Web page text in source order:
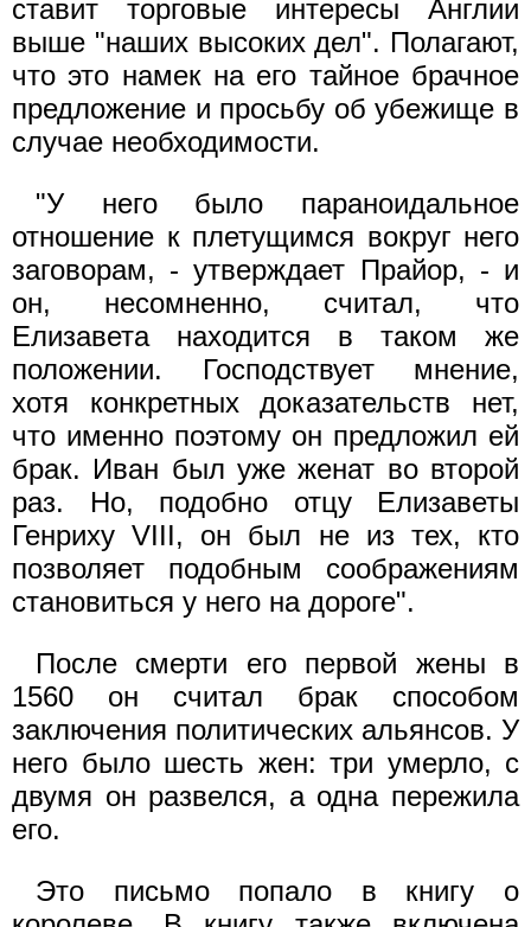
ставит торговые интересы Англии
выше "наших высоких дел". Полагают,
что это намек на его тайное брачное
предложение и просьбу об убежище в
случае необходимости.
"У него было параноидальное
отношение к плетущимся вокруг него
заговорам, - утверждает Прайор, - и
он, несомненно, считал, что
Елизавета находится в таком же
положении. Господствует мнение,
хотя конкретных доказательств нет,
что именно поэтому он предложил ей
брак. Иван был уже женат во второй
раз. Но, подобно отцу Елизаветы
Генриху VIII, он был не из тех, кто
позволяет подобным соображениям
становиться у него на дороге".
После смерти его первой жены в
1560 он считал брак способом
заключения политических альянсов. У
него было шесть жен: три умерло, с
двумя он развелся, а одна пережила
его.
Это письмо попало в книгу о